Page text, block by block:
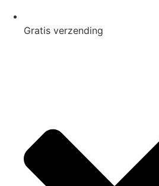
Gratis verzending